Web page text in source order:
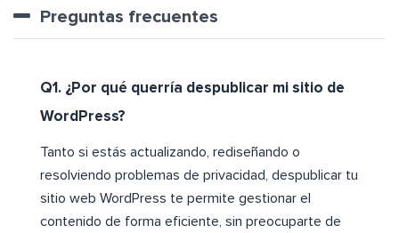
Preguntas frecuentes
Q1. ¿Por qué querría despublicar mi sitio de
WordPress?
Tanto si estás actualizando, rediseñando o
resolviendo problemas de privacidad, despublicar tu
sitio web WordPress te permite gestionar el
contenido de forma eficiente, sin preocuparte de